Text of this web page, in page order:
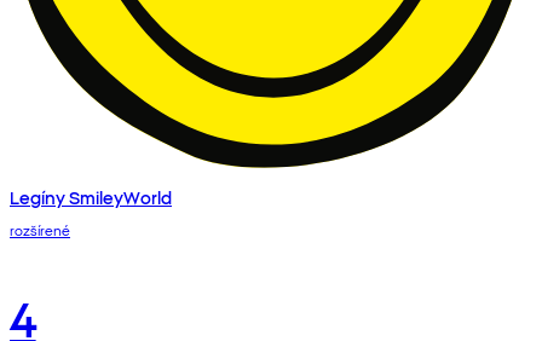
Legíny SmileyWorld
rozšírené
4